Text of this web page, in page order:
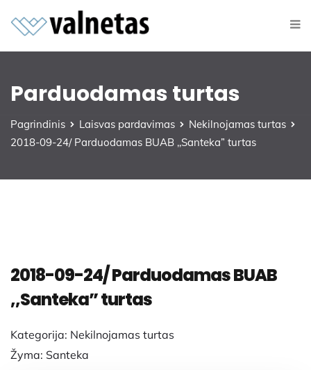
Parduodamas turtas
Pagrindinis Laisvas pardavimas
Nekilnojamas turtas
2018-09-24/ Parduodamas BUAB ,,Santeka” turtas
2018-09-24/ Parduodamas BUAB
,,Santeka” turtas
Kategorija: Nekilnojamas turtas
Žyma: Santeka